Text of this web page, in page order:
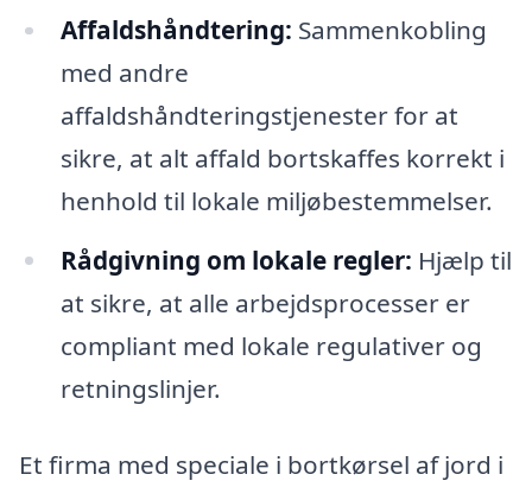
Affaldshåndtering: Sammenkobling
med andre
affaldshåndteringstjenester for at
sikre, at alt affald bortskaffes korrekt i
henhold til lokale miljøbestemmelser.
Rådgivning om lokale regler: Hjælp til
at sikre, at alle arbejdsprocesser er
compliant med lokale regulativer og
retningslinjer.
Et firma med speciale i bortkørsel af jord i